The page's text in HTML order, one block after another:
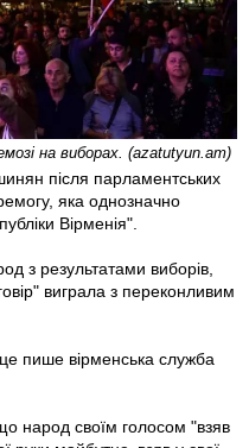
на виборах. (azatutyun.am)
після парламентських
яка однозначно
Вірменія".
з результатами виборів,
виграла з переконливим
пише вірменська служба
народ своїм голосом "взяв